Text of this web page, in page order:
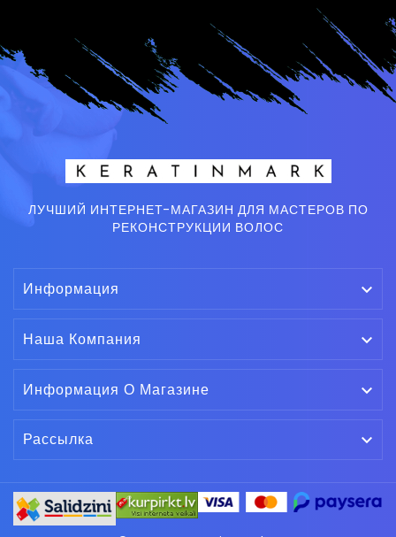
ЛУЧШИЙ ИНТЕРНЕТ-МАГАЗИН ДЛЯ МАСТЕРОВ ПО
РЕКОНСТРУКЦИИ ВОЛОС
Информация 
Наша Компания 
Информация О Магазине 
Рассылка 